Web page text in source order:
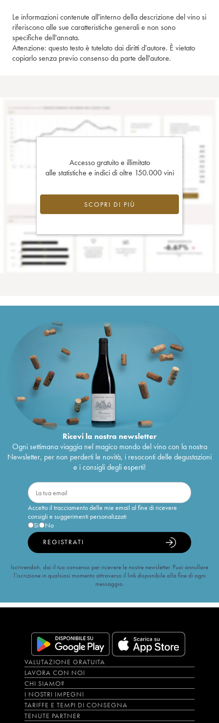
Le informazioni contenute all'interno della descrizione del vino si
riferiscono alle sue caratteristiche generali e non sono
specifiche dell'annata.
Attenzione: questo testo è tutelato dai diritti d'autore. È vietato
copiarlo senza previo consenso da parte dell'autore.
Accesso gratuito e illimitato
alle statistiche e indici di oltre 150.000 vini
SCOPRI DI PIÙ
Ricevi la nostra newsletter
Ogni settimana viaggia nel magico mondo del vino con la nostra
Newsletter, per non perderti le novità, i resoconti delle degustazioni
e i consigli degli esperti!
Accetto il tracciamento delle mie email al fine di ricevere
consigli e suggerimenti personalizzati
Sì
No
REGISTRATI
Iscrivendoti, dai il tuo consenso per ricevere le nostre newsletter. Puoi annullare
l’iscrizione in qualsiasi momento attraverso il link disponibile alla fine di ogni
messaggio.
VALUTAZIONE GRATUITA
LAVORA CON NOI
CHI SIAMO?
I NOSTRI IMPEGNI
TARIFFE E TEMPI DI CONSEGNA
TENUTE PARTNER